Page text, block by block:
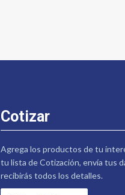
Cotizar
Agrega los productos de tu
tu lista de Cotización, envía tus
recibirás todos los detalles.